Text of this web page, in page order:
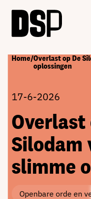
Home/Overlast op De
oplossingen
17-6-2026
Overlast
Silodam
slimme
Openbare orde en